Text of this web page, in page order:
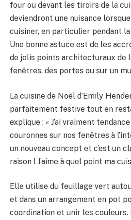
four ou devant les tiroirs de la
deviendront une nuisance
cuisiner, en particulier pendant
Une bonne astuce est de les
de jolis points architecturaux de
fenêtres, des portes ou sur un
La cuisine de Noël d’Emily
parfaitement festive tout en
explique : « J’ai vraiment
couronnes sur nos fenêtres à
un nouveau concept et c’est un
raison ! J’aime à quel point ma
Elle utilise du feuillage vert
et dans un arrangement en pot
coordination et unir les